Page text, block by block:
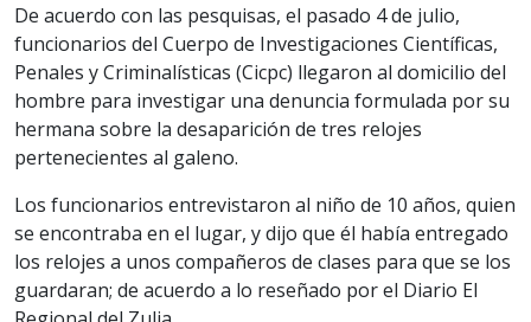
De acuerdo con las pesquisas, el pasado 4 de julio,
funcionarios del Cuerpo de Investigaciones Científicas,
Penales y Criminalísticas (Cicpc) llegaron al domicilio del
hombre para investigar una denuncia formulada por su
hermana sobre la desaparición de tres relojes
pertenecientes al galeno.
Los funcionarios entrevistaron al niño de 10 años, quien
se encontraba en el lugar, y dijo que él había entregado
los relojes a unos compañeros de clases para que se los
guardaran; de acuerdo a lo reseñado por el Diario El